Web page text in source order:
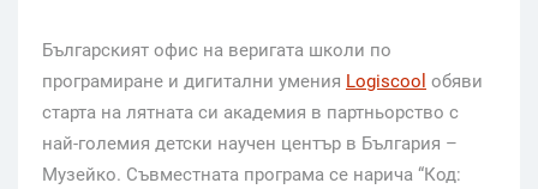
Българският офис на веригата школи по
програмиране и дигитални умения Logiscool обяви
старта на лятната си академия в партньорство с
най-големия детски научен център в България –
Музейко. Съвместната програма се нарича “Код: